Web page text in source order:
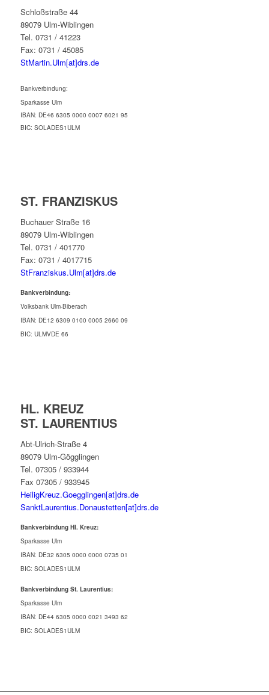
Schloßstraße 44
89079 Ulm-Wiblingen
Tel. 0731 / 41223
Fax: 0731 / 45085
StMartin.Ulm[at]drs.de
Bankverbindung:
Sparkasse Ulm
IBAN: DE46 6305 0000 0007 6021 95
BIC: SOLADES1ULM
ST. FRANZISKUS
Buchauer Straße 16
89079 Ulm-Wiblingen
Tel. 0731 / 401770
Fax: 0731 / 4017715
StFranziskus.Ulm[at]drs.de
Bankverbindung:
Volksbank Ulm-Biberach
IBAN: DE12 6309 0100 0005 2660 09
BIC: ULMVDE 66
HL. KREUZ
ST. LAURENTIUS
Abt-Ulrich-Straße 4
89079 Ulm-Gögglingen
Tel. 07305 / 933944
Fax 07305 / 933945
HeiligKreuz.Goegglingen[at]drs.de
SanktLaurentius.Donaustetten[at]drs.de
Bankverbindung Hl. Kreuz:
Sparkasse Ulm
IBAN: DE32 6305 0000 0000 0735 01
BIC: SOLADES1ULM
Bankverbindung St. Laurentius:
Sparkasse Ulm
IBAN: DE44 6305 0000 0021 3493 62
BIC: SOLADES1ULM